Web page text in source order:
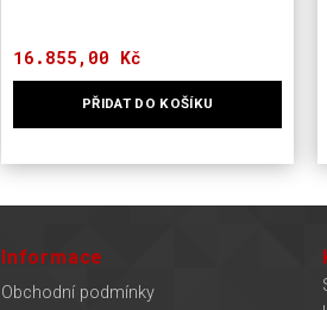
16.855,00 Kč
PŘIDAT DO KOŠÍKU
Informace
Obchodní podmínky